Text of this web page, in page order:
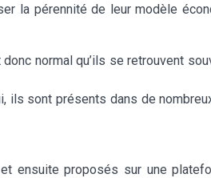
la pérennité de leur modèle
normal qu’ils se retrouvent
ils sont présents dans de
ensuite proposés sur une